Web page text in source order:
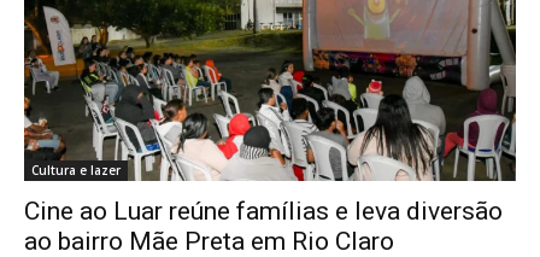
Cultura e lazer
Cine ao Luar reúne famílias e leva diversão
ao bairro Mãe Preta em Rio Claro